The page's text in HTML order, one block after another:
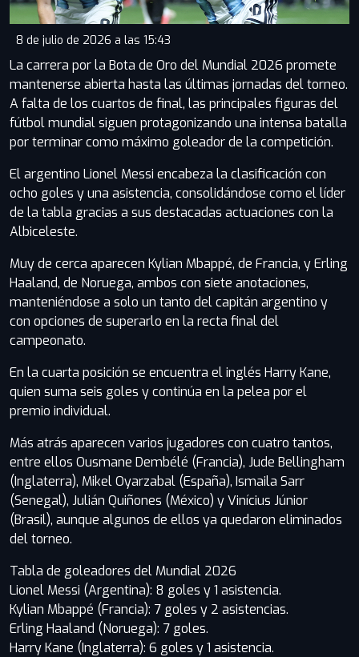
8 de julio de 2026 a las 15:43
La carrera por la Bota de Oro del Mundial 2026 promete
mantenerse abierta hasta las últimas jornadas del torneo.
A falta de los cuartos de final, las principales figuras del
fútbol mundial siguen protagonizando una intensa batalla
por terminar como máximo goleador de la competición.
El argentino Lionel Messi encabeza la clasificación con
ocho goles y una asistencia, consolidándose como el líder
de la tabla gracias a sus destacadas actuaciones con la
Albiceleste.
Muy de cerca aparecen Kylian Mbappé, de Francia, y Erling
Haaland, de Noruega, ambos con siete anotaciones,
manteniéndose a solo un tanto del capitán argentino y
con opciones de superarlo en la recta final del
campeonato.
En la cuarta posición se encuentra el inglés Harry Kane,
quien suma seis goles y continúa en la pelea por el
premio individual.
Más atrás aparecen varios jugadores con cuatro tantos,
entre ellos Ousmane Dembélé (Francia), Jude Bellingham
(Inglaterra), Mikel Oyarzabal (España), Ismaila Sarr
(Senegal), Julián Quiñones (México) y Vinícius Júnior
(Brasil), aunque algunos de ellos ya quedaron eliminados
del torneo.
Tabla de goleadores del Mundial 2026
Lionel Messi (Argentina): 8 goles y 1 asistencia.
Kylian Mbappé (Francia): 7 goles y 2 asistencias.
Erling Haaland (Noruega): 7 goles.
Harry Kane (Inglaterra): 6 goles y 1 asistencia.